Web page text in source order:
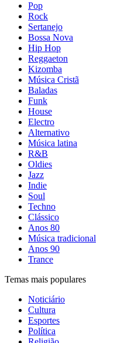
Pop
Rock
Sertanejo
Bossa Nova
Hip Hop
Reggaeton
Kizomba
Música Cristã
Baladas
Funk
House
Electro
Alternativo
Música latina
R&B
Oldies
Jazz
Indie
Soul
Techno
Clássico
Anos 80
Música tradicional
Anos 90
Trance
Temas mais populares
Noticiário
Cultura
Esportes
Política